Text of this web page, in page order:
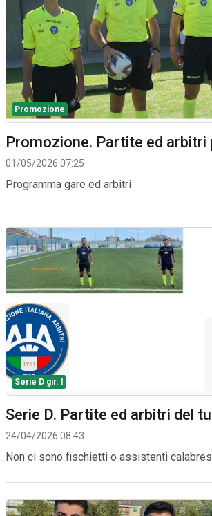
Promozione
Promozione. Partite ed arbitri
01/05/2026 07:25
Programma gare ed arbitri
Serie D gir. I
Serie D. Partite ed arbitri del
24/04/2026 08:43
Non ci sono fischietti o assistenti